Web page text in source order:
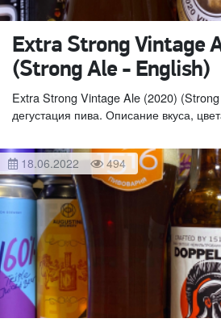
Extra Strong Vintage
(Strong Ale - English)
Extra Strong Vintage Ale (2020)
дегустация пива. Описание вкуса,
18.06.2022 494